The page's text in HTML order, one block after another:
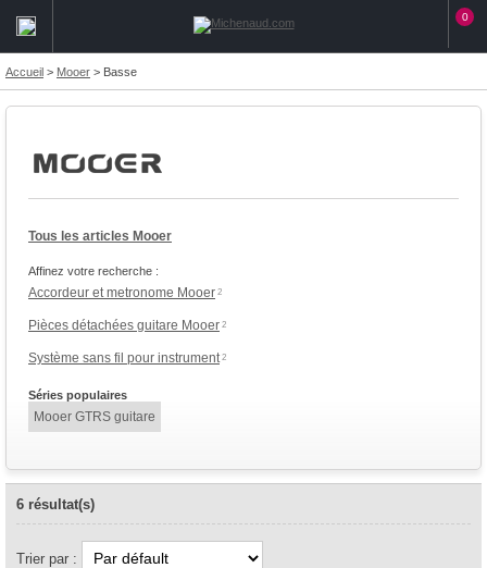
0
Accueil > Mooer > Basse
Tous les articles Mooer
Affinez votre recherche :
Accordeur et metronome Mooer 2
Pièces détachées guitare Mooer 2
Système sans fil pour instrument 2
Séries populaires
Mooer GTRS guitare
6 résultat(s)
Trier par :